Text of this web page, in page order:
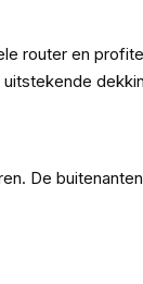
router en
De